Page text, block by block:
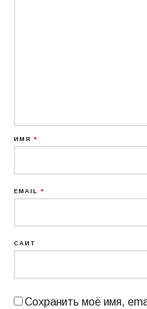
ИМЯ *
EMAIL *
САЙТ
Сохранить моё имя,